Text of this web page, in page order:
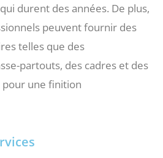
durent des années. De plus,
peuvent fournir des
telles que des
partouts, des cadres et des
une finition